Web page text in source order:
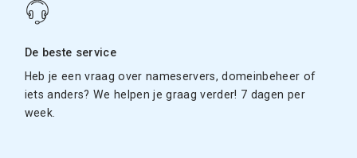
De beste service
Heb je een vraag over nameservers, domeinbeheer of
iets anders? We helpen je graag verder! 7 dagen per
week.